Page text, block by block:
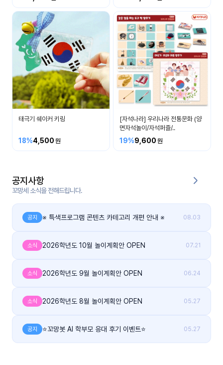
공지
사항
이벤
트
우리
들의
후기
게시
그
태극기 쉐이커 키링
18%4,500
[자석나라] 우리나라 전통문화 (양
면자석놀이/자석퍼즐/..
19%9,600
공지사항
꼬망세 소식을 전해드립니다.
공지 ※ 특색프로그램 콘텐츠 카테고리 개편 안내 ※ 08.03
소식 2026학년도 10월 놀이계획안 OPEN 07.21
소식 2026학년도 9월 놀이계획안 OPEN 06.24
소식 2026학년도 8월 놀이계획안 OPEN 05.27
공지 ⭐꼬망봇 AI 학부모 응대 후기 이벤트⭐ 05.27